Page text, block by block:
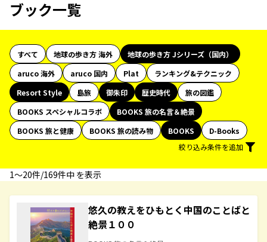
ブック一覧
すべて 地球の歩き方 海外
地球の歩き方 Jシリーズ（国内）
aruco 海外
aruco 国内 Plat
ランキング&テクニック
Resort Style
島旅 御朱印 歴史時代
旅の図鑑
BOOKS スペシャルコラボ
BOOKS 旅の名言＆絶景
BOOKS 旅と健康
BOOKS 旅の読み物 BOOKS
D-Books
絞り込み条件を追加
1〜20件/169件中 を表示
悠久の教えをひもとく中国のことばと
絶景１００